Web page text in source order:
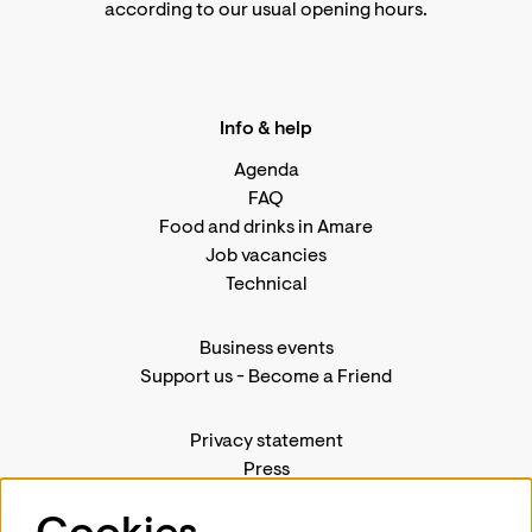
according to our usual opening hours.
Info & help
Agenda
FAQ
Food and drinks in Amare
Job vacancies
Technical
Business events
Support us- Become a Friend
Privacy statement
Press